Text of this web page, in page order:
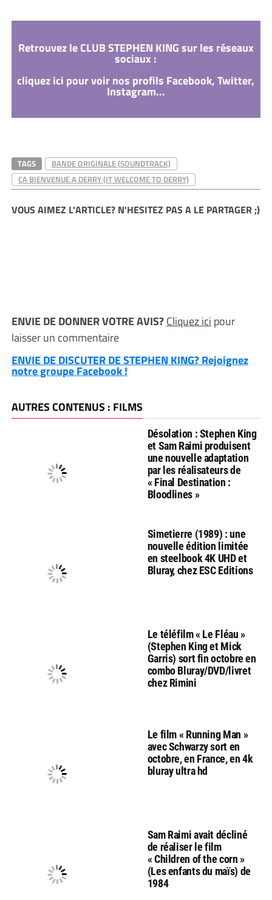
Retrouvez le CLUB STEPHEN KING sur les réseaux
sociaux :
cliquez ici pour voir nos profils Facebook, Twitter,
Instagram...
TAGS
BANDE ORIGINALE (SOUNDTRACK)
CA BIENVENUE A DERRY (IT WELCOME TO DERRY)
VOUS AIMEZ L'ARTICLE? N'HESITEZ PAS A LE PARTAGER ;)
ENVIE DE DONNER VOTRE AVIS?Cliquez ici pour
laisser un commentaire
ENVIE DE DISCUTER DE STEPHEN KING? Rejoignez
notre groupe Facebook !
AUTRES CONTENUS : FILMS
Désolation : Stephen King
et Sam Raimi produisent
une nouvelle adaptation
par les réalisateurs de
« Final Destination :
Bloodlines »
Simetierre (1989) : une
nouvelle édition limitée
en steelbook 4K UHD et
Bluray, chez ESC Editions
Le téléfilm « Le Fléau »
(Stephen King et Mick
Garris) sort fin octobre en
combo Bluray/DVD/livret
chez Rimini
Le film « Running Man »
avec Schwarzy sort en
octobre, en France, en 4k
bluray ultra hd
Sam Raimi avait décliné
de réaliser le film
« Children of the corn »
(Les enfants du maïs) de
1984